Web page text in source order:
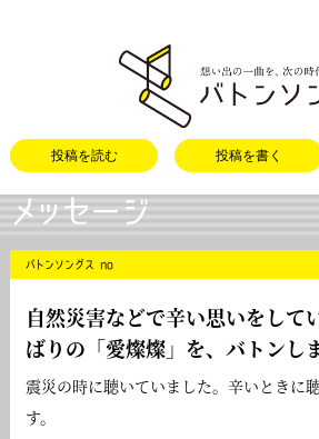
投稿を読む 投稿を書く
メッセージ
バトンソングス no
自然災害などで辛い思いをして
ばりの「愛燦燦」を、バトンし
震災の時に聴いていました。辛いときに
す。